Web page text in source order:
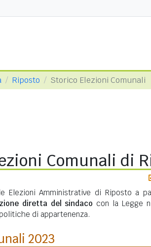
Riposto Storico Elezioni Comunali
Comunali di
Elezioni Amministrative di Riposto a
diretta del sindaco con la Legge
di appartenenza.
2023